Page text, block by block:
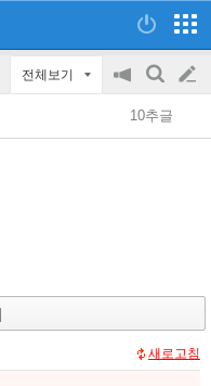
전체보기
공
지
on/off
검
색
글
쓰
10추글
새로고침